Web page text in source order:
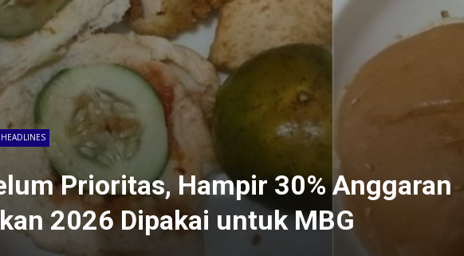
HEADLINES
Prioritas, Hampir 30% Anggaran
2026 Dipakai untuk MBG